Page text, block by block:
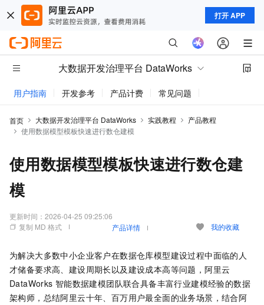
打开 APP
大数据开发治理平台 DataWorks
用户指南 开发参考 产品计费 常见问题
首页 大数据开发治理平台 DataWorks 实践教程
产品教程
使用数据模型模板快速进行数仓建模
使用数据模型模板快速进行数仓建
模
更新时间： 2026-04-25 09:25:06
复制 MD 格式
产品详情 我的收藏
为解决大多数中小企业客户在数据仓库模型建设过程中面临的人
才储备要求高、建设周期长以及建设成本高等问题，阿里云
DataWorks 智能数据建模团队联合具备丰富行业建模经验的数据
架构师，总结阿里云十年、百万用户最全面的业务场景，结合阿